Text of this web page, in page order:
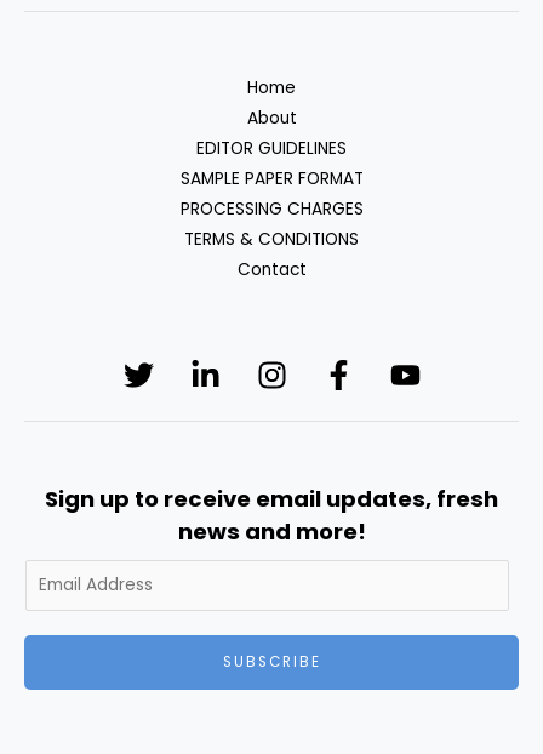
Home
About
EDITOR GUIDELINES
SAMPLE PAPER FORMAT
PROCESSING CHARGES
TERMS & CONDITIONS
Contact
Sign up to receive email updates, fresh
news and more!
SUBSCRIBE